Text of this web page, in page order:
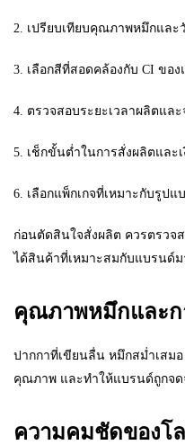
2. เปรียบเทียบคุณภาพหมึกและ
3. เลือกสีที่สอดคล้องกับ CI ขอ
4. ตรวจสอบระยะเวลาผลิตและ
5. เช็กขั้นต่ำในการสั่งผลิตและ
6. เลือกแพ็กเกจที่เหมาะกับรูปแ
ก่อนตัดสินใจสั่งผลิต ควรตรวจ
ได้สินค้าที่เหมาะสมกับแบรนด์
คุณภาพหมึกและก
ปากกาที่เขียนลื่น หมึกสม่ำเสม
คุณภาพ และทำให้แบรนด์ถูกจ
ความคมชัดของโ